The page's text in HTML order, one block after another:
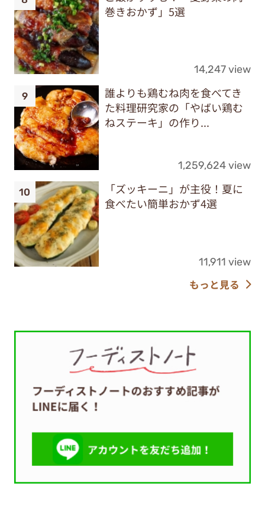
巻きおかず」5選
14,247 view
誰よりも鶏むね肉を食べてき
た料理研究家の「やばい鶏む
ねステーキ」の作り...
1,259,624 view
「ズッキーニ」が主役！夏に
食べたい簡単おかず4選
11,911 view
もっと見る